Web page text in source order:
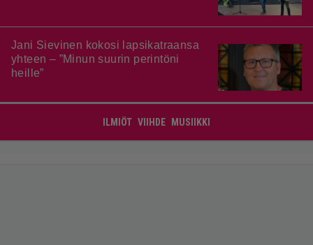
Jani Sievinen kokosi lapsikatraansa
yhteen – ”Minun suurin perintöni
heille”
ILMIÖT VIIHDE MUSIIKKI